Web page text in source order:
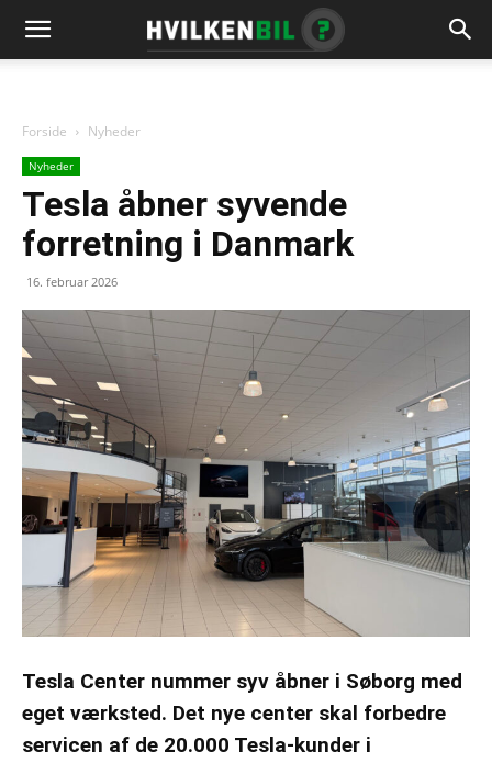
Forside Nyheder
Nyheder
Tesla åbner syvende
forretning i Danmark
16. februar 2026
Tesla Center nummer syv åbner i Søborg med
eget værksted. Det nye center skal forbedre
servicen af de 20.000 Tesla-kunder i